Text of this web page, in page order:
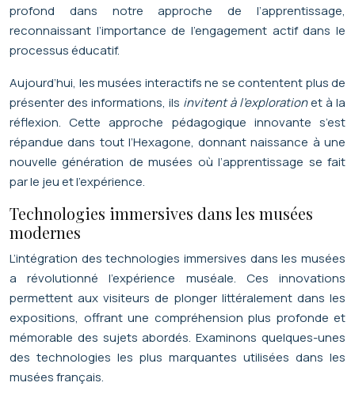
profond dans notre approche de l’apprentissage,
reconnaissant l’importance de l’engagement actif dans le
processus éducatif.
Aujourd’hui, les musées interactifs ne se contentent plus de
présenter des informations, ils invitent à l’explorationet à la
réflexion. Cette approche pédagogique innovante s’est
répandue dans tout l’Hexagone, donnant naissance à une
nouvelle génération de musées où l’apprentissage se fait
par le jeu et l’expérience.
Technologies immersives dans les musées
modernes
L’intégration des technologies immersives dans les musées
a révolutionné l’expérience muséale. Ces innovations
permettent aux visiteurs de plonger littéralement dans les
expositions, offrant une compréhension plus profonde et
mémorable des sujets abordés. Examinons quelques-unes
des technologies les plus marquantes utilisées dans les
musées français.